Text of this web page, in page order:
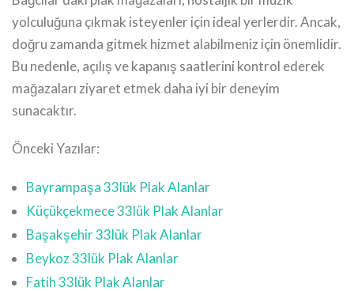
yolculuğuna çıkmak isteyenler için ideal yerlerdir. Ancak,
doğru zamanda gitmek hizmet alabilmeniz için önemlidir.
Bu nedenle, açılış ve kapanış saatlerini kontrol ederek
mağazaları ziyaret etmek daha iyi bir deneyim
sunacaktır.
Önceki Yazılar:
Bayrampaşa 33lük Plak Alanlar
Küçükçekmece 33lük Plak Alanlar
Başakşehir 33lük Plak Alanlar
Beykoz 33lük Plak Alanlar
Fatih 33lük Plak Alanlar